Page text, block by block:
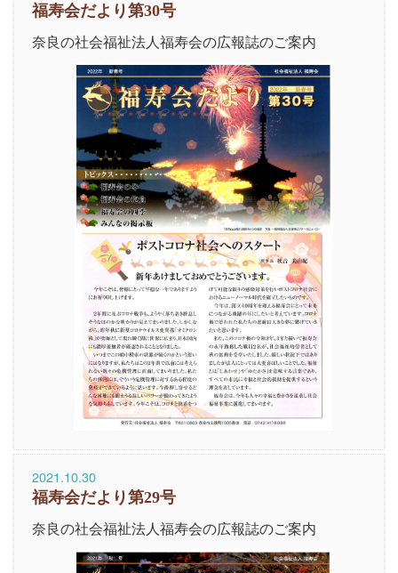
福寿会だより第30号
奈良の社会福祉法人福寿会の広報誌のご案内
2021.10.30
福寿会だより第29号
奈良の社会福祉法人福寿会の広報誌のご案内